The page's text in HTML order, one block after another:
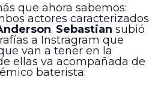
que ahora sabemos:
actores caracterizados
. Sebastian subió
a Instragram que
van a tener en la
ellas va acompañada de
baterista: